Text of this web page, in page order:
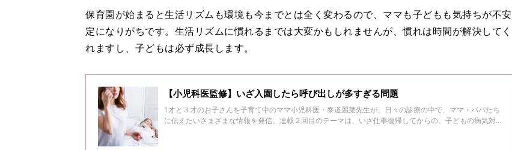
保育園が始まると生活リズムも環境も今までとは全く変わるので、ママも子どもも気持ちが不安
定になりがちです。生活リズムに慣れるまでは大変かもしれませんが、慣れは時間が解決してく
れますし、子どもは必ず成長します。
【小児科医監修】いざ入園したら呼び出しが多すぎる問題
1才と３才のお子さんを子育て中のママ小児科医・泰道麗菜先生が、日々の診療の中で、ママ・パパたち
に伝えたいさまざまな情報を発信。連載２回目のテーマは、いざ仕事復帰してからの、子どもの病気対策